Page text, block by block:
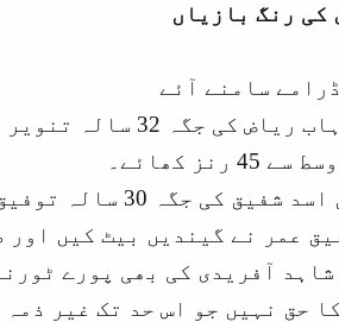
کی رنگ بازیاں
سامنے آئے
چوتھے ون ڈے میں
پانچویں ون ڈے
آفریدی کی بھی پورے
حق نہیں جو اس حد تک غیر ذمہ